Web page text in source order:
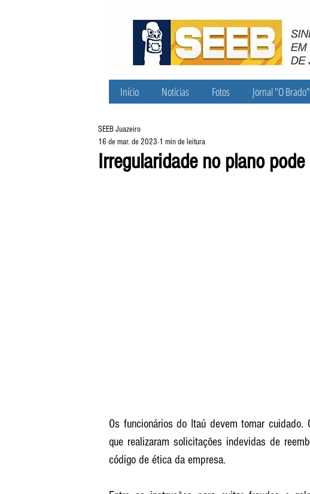
Início Notícias Fotos Jornal "O Brado"
Irregularidade no plano
SEEB Juazeiro
16 de mar. de 2023 1 min de leitura
Os funcionários do Itaú devem tomar cuidado.
que realizaram solicitações indevidas de
código de ética da empresa.